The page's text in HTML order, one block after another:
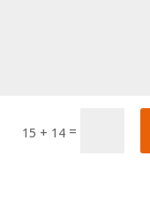
15 + 14 =